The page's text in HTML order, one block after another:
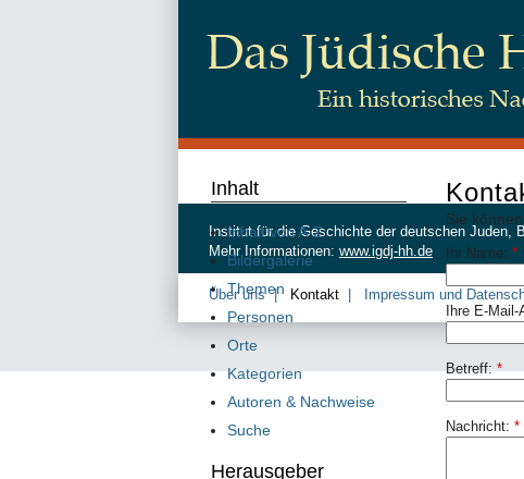
Sie
Ihr Name: *
Ihre E-
Betreff:*
Nachricht: *
Inhalt
Inhalt von A-Z
Bildergalerie
Themen
Personen
Orte
Kategorien
Autoren & Nachweise
Suche
Herausgeber
Institut für die Geschichte der deutschen Juden,
Mehr Informationen: www.igdj-hh.de
Über uns Kontakt Impressum und